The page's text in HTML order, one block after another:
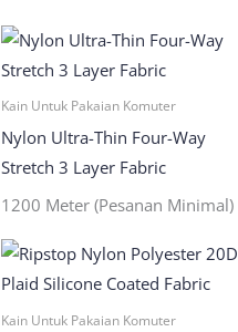
Kain Untuk Pakaian Komuter
Nylon Ultra-Thin Four-Way
Stretch 3 Layer Fabric
1200 Meter (Pesanan Minimal)
Kain Untuk Pakaian Komuter